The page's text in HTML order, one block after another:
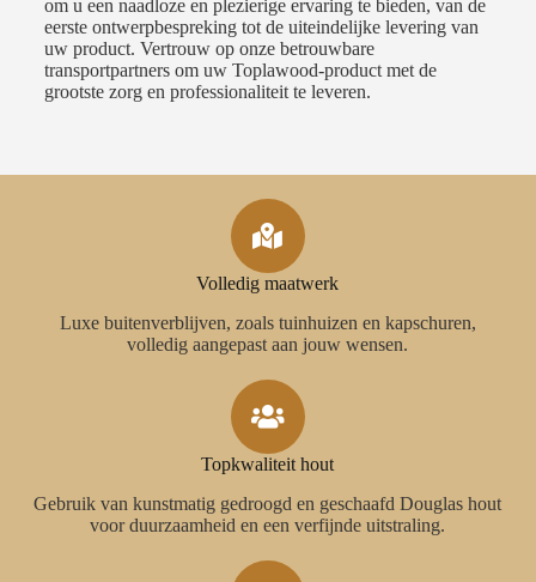
om u een naadloze en plezierige ervaring te bieden, van de
eerste ontwerpbespreking tot de uiteindelijke levering van
uw product. Vertrouw op onze betrouwbare
transportpartners om uw Toplawood-product met de
grootste zorg en professionaliteit te leveren.
Volledig maatwerk
Luxe buitenverblijven, zoals tuinhuizen en kapschuren,
volledig aangepast aan jouw wensen.
Topkwaliteit hout
Gebruik van kunstmatig gedroogd en geschaafd Douglas hout
voor duurzaamheid en een verfijnde uitstraling.